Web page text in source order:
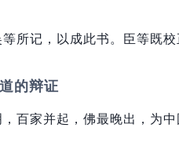
所记， 以成此书。 臣等既校
的辩证
百家并起， 佛最晚出， 为中